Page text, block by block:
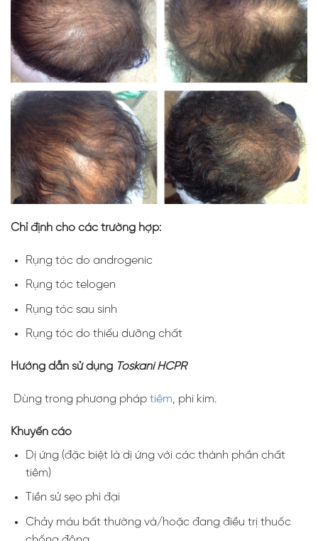
Chỉ định cho các trường hợp:
Rụng tóc do androgenic
Rụng tóc telogen
Rụng tóc sau sinh
Rụng tóc do thiếu dưỡng chất
Hướng dẫn sử dụng Toskani HCPR
Dùng trong phương pháp tiêm, phi kim.
Khuyến cáo
Dị ứng (đặc biệt là dị ứng với các thành phần chất
tiêm)
Tiền sử sẹo phì đại
Chảy máu bất thường và/hoặc đang điều trị thuốc